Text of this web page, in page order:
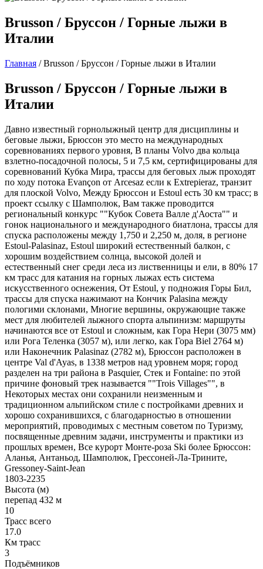
Brusson / Бруссон / Горные лыжи в
Италии
Главная / Brusson / Бруссон / Горные лыжи в Италии
Brusson / Бруссон / Горные лыжи в
Италии
Давно известный горнолыжный центр для дисциплины и
беговые лыжи, Брюссон это место на международных
соревнованиях первого уровня, В планы Volvo два кольца
взлетно-посадочной полосы, 5 и 7,5 км, сертифицированы для
соревнований Кубка Мира, трассы для беговых лыж проходят
по ходу потока Evançon от Arcesaz если к Extrepieraz, транзит
для плоской Volvo, Между Брюссон и Estoul есть 30 км трасс; в
проект ссылку с Шамполюк, Вам также проводится
региональный конкурс ""Кубок Совета Валле д'Аоста"" и
гонок национального и международного биатлона, трассы для
спуска расположены между 1,750 и 2,250 м, доля, в регионе
Estoul-Palasinaz, Estoul широкий естественный балкон, с
хорошим воздействием солнца, высокой долей и
естественный снег среди леса из лиственницы и ели, в 80% 17
км трасс для катания на горных лыжах есть система
искусственного оснежения, От Estoul, у подножия Горы Бил,
трассы для спуска нажимают на Кончик Palasina между
пологими склонами, Многие вершины, окружающие также
мест для любителей лыжного спорта альпинизм: маршруты
начинаются все от Estoul и сложным, как Гора Нери (3075 мм)
или Рога Теленка (3057 м), или легко, как Гора Biel 2764 м)
или Наконечник Palasinaz (2782 м), Брюссон расположен в
центре Val d'Ayas, в 1338 метров над уровнем моря; город
разделен на три района в Pasquier, Стек и Fontaine: по этой
причине фоновый трек называется ""Trois Villages"", в
Некоторых местах они сохранили неизменным и
традиционном альпийском стиле с постройками древних и
хорошо сохранившихся, с благодарностью в отношении
мероприятий, проводимых с местным советом по Туризму,
посвященные древним задачи, инструменты и практики из
прошлых времен, Все курорт Монте-роза Ski более Брюссон:
Аланья, Антаньод, Шамполюк, Грессоней-Ла-Трините,
Gressoney-Saint-Jean
1803-2235
Высота (м)
перепад 432 м
10
Трасс всего
17.0
Км трасс
3
Подъёмников